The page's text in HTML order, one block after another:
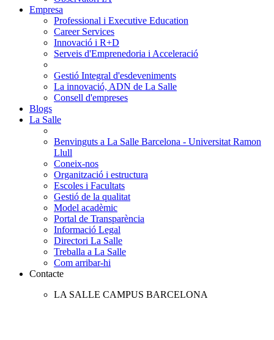
Empresa
Professional i Executive Education
Career Services
Innovació i R+D
Serveis d'Emprenedoria i Acceleració
Gestió Integral d'esdeveniments
La innovació, ADN de La Salle
Consell d'empreses
Blogs
La Salle
Benvinguts a La Salle Barcelona - Universitat Ramon
Llull
Coneix-nos
Organització i estructura
Escoles i Facultats
Gestió de la qualitat
Model acadèmic
Portal de Transparència
Informació Legal
Directori La Salle
Treballa a La Salle
Com arribar-hi
Contacte
LA SALLE CAMPUS BARCELONA